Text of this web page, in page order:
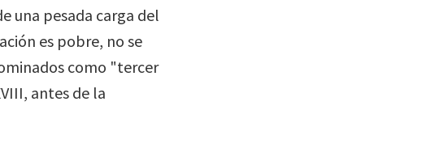
una pesada carga del
es pobre, no se
como "tercer
antes de la